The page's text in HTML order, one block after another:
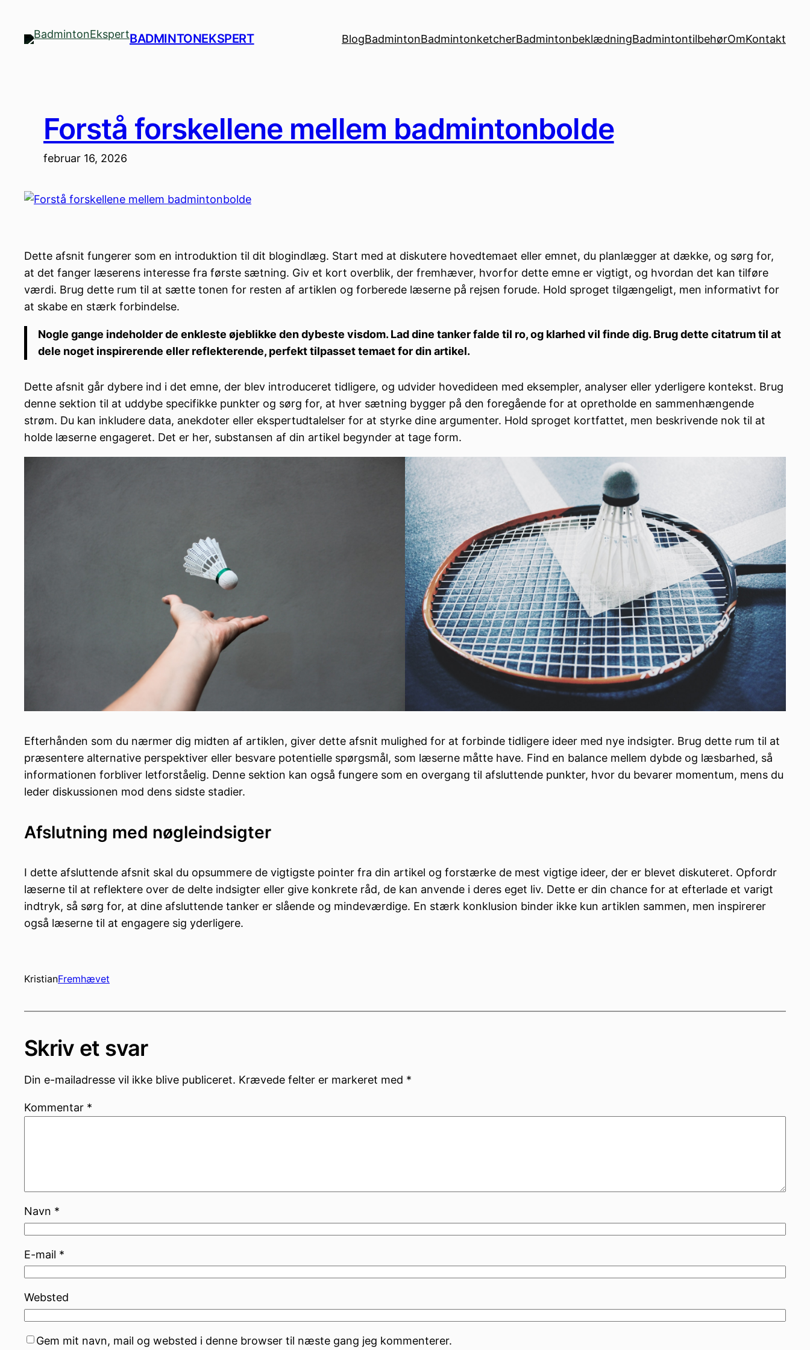
indhold
BADMINTONEKSPERT BlogBadmintonBadmintonketcherBadmintonbeklædningBadmintontilbehørOmKontakt
Forstå forskellene mellem badmintonbolde
februar 16, 2026
Dette afsnit fungerer som en introduktion til dit blogindlæg. Start med at diskutere hovedtemaet eller emnet, du planlægger at dække, og sørg for,
at det fanger læserens interesse fra første sætning. Giv et kort overblik, der fremhæver, hvorfor dette emne er vigtigt, og hvordan det kan tilføre
værdi. Brug dette rum til at sætte tonen for resten af artiklen og forberede læserne på rejsen forude. Hold sproget tilgængeligt, men informativt for
at skabe en stærk forbindelse.
Nogle gange indeholder de enkleste øjeblikke den dybeste visdom. Lad dine tanker falde til ro, og klarhed vil finde dig. Brug dette citatrum til at
dele noget inspirerende eller reflekterende, perfekt tilpasset temaet for din artikel.
Dette afsnit går dybere ind i det emne, der blev introduceret tidligere, og udvider hovedideen med eksempler, analyser eller yderligere kontekst. Brug
denne sektion til at uddybe specifikke punkter og sørg for, at hver sætning bygger på den foregående for at opretholde en sammenhængende
strøm. Du kan inkludere data, anekdoter eller ekspertudtalelser for at styrke dine argumenter. Hold sproget kortfattet, men beskrivende nok til at
holde læserne engageret. Det er her, substansen af din artikel begynder at tage form.
Efterhånden som du nærmer dig midten af artiklen, giver dette afsnit mulighed for at forbinde tidligere ideer med nye indsigter. Brug dette rum til at
præsentere alternative perspektiver eller besvare potentielle spørgsmål, som læserne måtte have. Find en balance mellem dybde og læsbarhed, så
informationen forbliver letforståelig. Denne sektion kan også fungere som en overgang til afsluttende punkter, hvor du bevarer momentum, mens du
leder diskussionen mod dens sidste stadier.
Afslutning med nøgleindsigter
I dette afsluttende afsnit skal du opsummere de vigtigste pointer fra din artikel og forstærke de mest vigtige ideer, der er blevet diskuteret. Opfordr
læserne til at reflektere over de delte indsigter eller give konkrete råd, de kan anvende i deres eget liv. Dette er din chance for at efterlade et varigt
indtryk, så sørg for, at dine afsluttende tanker er slående og mindeværdige. En stærk konklusion binder ikke kun artiklen sammen, men inspirerer
også læserne til at engagere sig yderligere.
KristianFremhævet
Skriv et svar
Din e-mailadresse vil ikke blive publiceret. Krævede felter er markeret med *
Kommentar *
Navn *
E-mail *
Websted
Gem mit navn, mail og websted i denne browser til næste gang jeg kommenterer.